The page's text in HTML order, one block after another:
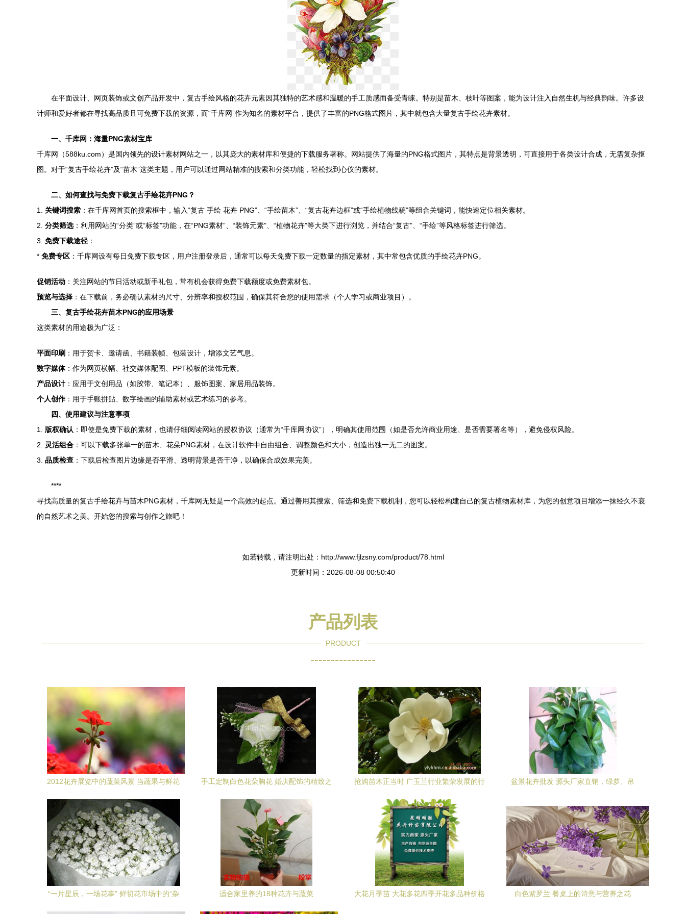
在平面设计、网页装饰或文创产品开发中，复古手绘风格的花卉元素因其独特的艺术感和温暖的手工质感而备受青睐。特别是苗木、枝叶等图案，能为设计注入自然生机与经典韵味。许多设
计师和爱好者都在寻找高品质且可免费下载的资源，而“千库网”作为知名的素材平台，提供了丰富的PNG格式图片，其中就包含大量复古手绘花卉素材。
一、千库网：海量PNG素材宝库
千库网（588ku.com）是国内领先的设计素材网站之一，以其庞大的素材库和便捷的下载服务著称。网站提供了海量的PNG格式图片，其特点是背景透明，可直接用于各类设计合成，无需复杂抠
图。对于“复古手绘花卉”及“苗木”这类主题，用户可以通过网站精准的搜索和分类功能，轻松找到心仪的素材。
二、如何查找与免费下载复古手绘花卉PNG？
1. 关键词搜索 ：在千库网首页的搜索框中，输入“复古 手绘 花卉 PNG”、“手绘苗木”、“复古花卉边框”或“手绘植物线稿”等组合关键词，能快速定位相关素材。
2. 分类筛选：利用网站的“分类”或“标签”功能，在“PNG素材”、“装饰元素”、“植物花卉”等大类下进行浏览，并结合“复古”、“手绘”等风格标签进行筛选。
3. 免费下载途径 ：
* 免费专区 ：千库网设有每日免费下载专区，用户注册登录后，通常可以每天免费下载一定数量的指定素材，其中常包含优质的手绘花卉PNG。
促销活动 ：关注网站的节日活动或新手礼包，常有机会获得免费下载额度或免费素材包。
预览与选择 ：在下载前，务必确认素材的尺寸、分辨率和授权范围，确保其符合您的使用需求（个人学习或商业项目）。
三、复古手绘花卉苗木PNG的应用场景
这类素材的用途极为广泛：
平面印刷 ：用于贺卡、邀请函、书籍装帧、包装设计，增添文艺气息。
数字媒体：作为网页横幅、社交媒体配图、PPT模板的装饰元素。
产品设计 ：应用于文创用品（如胶带、笔记本）、服饰图案、家居用品装饰。
个人创作：用于手账拼贴、数字绘画的辅助素材或艺术练习的参考。
四、使用建议与注意事项
1. 版权确认 ：即使是免费下载的素材，也请仔细阅读网站的授权协议（通常为“千库网协议”），明确其使用范围（如是否允许商业用途、是否需要署名等），避免侵权风险。
2. 灵活组合 ：可以下载多张单一的苗木、花朵PNG素材，在设计软件中自由组合、调整颜色和大小，创造出独一无二的图案。
3. 品质检查 ：下载后检查图片边缘是否平滑、透明背景是否干净，以确保合成效果完美。
****
寻找高质量的复古手绘花卉与苗木PNG素材，千库网无疑是一个高效的起点。通过善用其搜索、筛选和免费下载机制，您可以轻松构建自己的复古植物素材库，为您的创意项目增添一抹经久不衰
的自然艺术之美。开始您的搜索与创作之旅吧！
如若转载，请注明出处：http://www.fjlzsny.com/product/78.html
更新时间：2026-08-08 00:50:40
产品列表
PRODUCT
----------------
2012花卉展览中的蔬菜风景 当蔬果与鲜花
手工定制白色花朵胸花 婚庆配饰的精致之
抢购苗木正当时 广玉兰行业繁荣发展的行
盆景花卉批发 源头厂家直销，绿萝、吊
“一片星辰，一场花事” 鲜切花市场中的“杂
适合家里养的18种花卉与蔬菜
大花月季苗 大花多花四季开花多品种价格
白色紫罗兰 餐桌上的诗意与营养之花